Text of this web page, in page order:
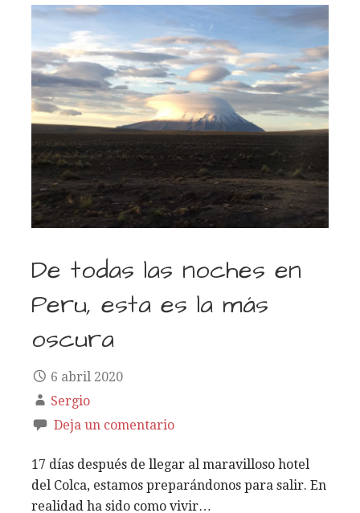
De todas las noches en
Peru, esta es la más
oscura
6 abril 2020
Sergio
Deja un comentario
17 días después de llegar al maravilloso hotel
del Colca, estamos preparándonos para salir. En
realidad ha sido como vivir…